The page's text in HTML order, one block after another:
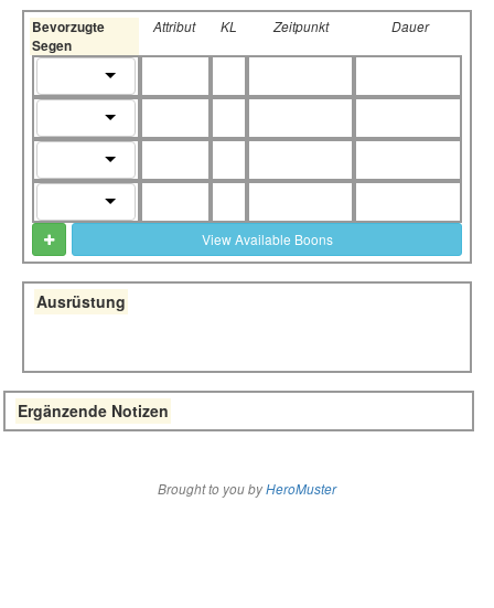
Bevorzugte
Segen
Attribut KL Zeitpunkt Dauer
View Available Boons
Ausrüstung
Ergänzende Notizen
Brought to you byHeroMuster